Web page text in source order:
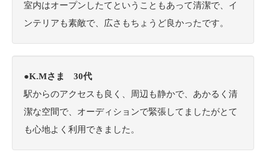
室内はオープンしたてということもあって清潔で、イ
ンテリアも素敵で、広さもちょうど良かったです。
●K.Mさま 30代
駅からのアクセスも良く、周辺も静かで、あかるく清
潔な空間で、オーディションで緊張してましたがとて
も心地よく利用できました。